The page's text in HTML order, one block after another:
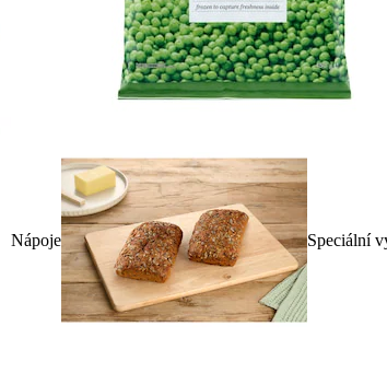
Nápoje Speciální